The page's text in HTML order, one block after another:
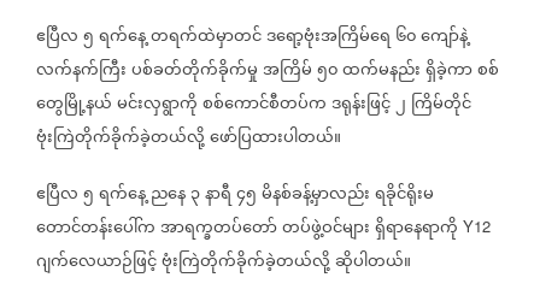
ဧပြီလ၅ရက်နေ့တရက်ထဲမှာတင်ဒရော့ဗုံးအကြိမ်ရေ ၆၀ကျော်နဲ့
လက်နက်ကြီးပစ်ခတ်တိုက်ခိုက်မှုအကြိမ်၅၀ထက်မနည်းရှိခဲ့ကာစစ်
တွေမြို့နယ်မင်းလှရွာကိုစစ်ကောင်စီတပ်ကဒရုန်းဖြင့်၂ ကြိမ်တိုင်
ဗုံးကြဲတိုက်ခိုက်ခဲ့တယ်လို့ဖော်ပြထားပါတယ်။
ဧပြီလ၅ရက်နေ့ညနေ၃နာရီ၄၅မိနစ်ခန့်မှာလည်းရခိုင်ရိုးမ
တောင်တန်းပေါ်ကအာရက္ခတပ်တော်တပ်ဖွဲ့ဝင်များရှိရာနေရာကို Y12
ဂျက်လေယာဉ်ဖြင့်ဗုံးကြဲတိုက်ခိုက်ခဲ့တယ်လို့ဆိုပါတယ်။